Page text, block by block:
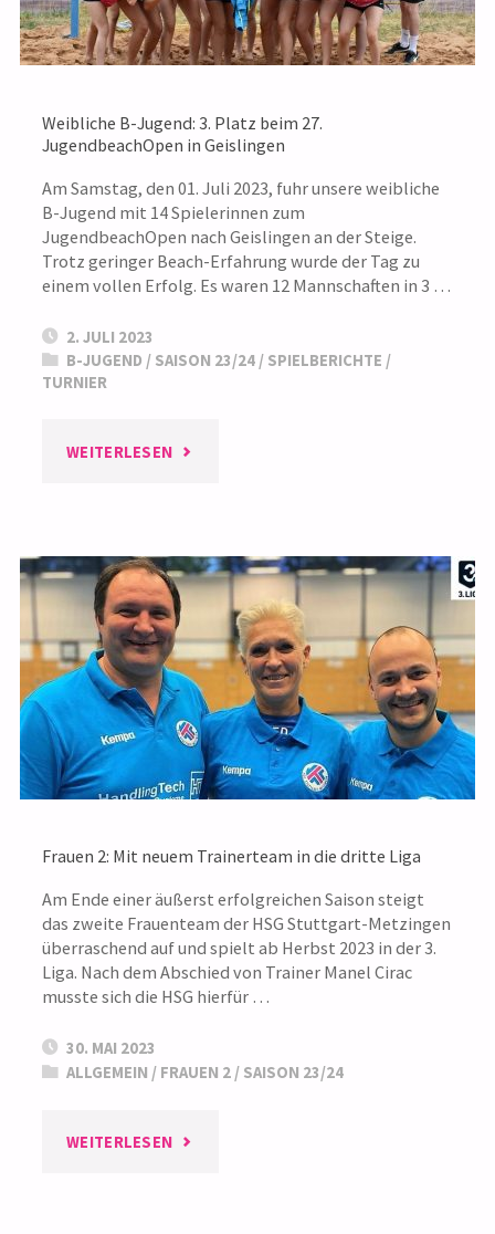
JUGENDBEACHOPEN
GEISLINGEN"
Weibliche B-Jugend: 3. Platz beim 27.
JugendbeachOpen in Geislingen
Am Samstag, den 01. Juli 2023, fuhr unsere weibliche
B-Jugend mit 14 Spielerinnen zum
JugendbeachOpen nach Geislingen an der Steige.
Trotz geringer Beach-Erfahrung wurde der Tag zu
einem vollen Erfolg. Es waren 12 Mannschaften in 3 …
2. JULI 2023
B-JUGEND / SAISON 23/24 / SPIELBERICHTE /
TURNIER
WEITERLESEN"WEIBLICHE
JUGEND:
3.
PLATZ
BEIM
27.
GEISLINGEN"
Frauen 2: Mit neuem Trainerteam in die dritte Liga
Am Ende einer äußerst erfolgreichen Saison steigt
das zweite Frauenteam der HSG Stuttgart-Metzingen
überraschend auf und spielt ab Herbst 2023 in der 3.
Liga. Nach dem Abschied von Trainer Manel Cirac
musste sich die HSG hierfür …
30. MAI 2023
ALLGEMEIN / FRAUEN 2 / SAISON 23/24
WEITERLESEN"FRAUEN